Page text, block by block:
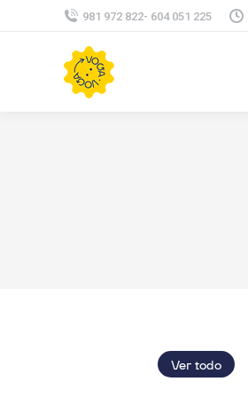
981 972 822- 604 051 225
Ver todo